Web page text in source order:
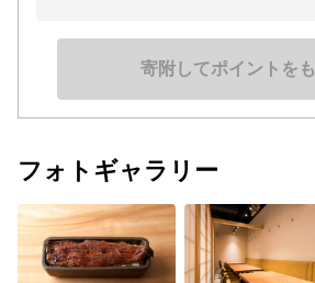
寄附してポイントを
フォトギャラリー